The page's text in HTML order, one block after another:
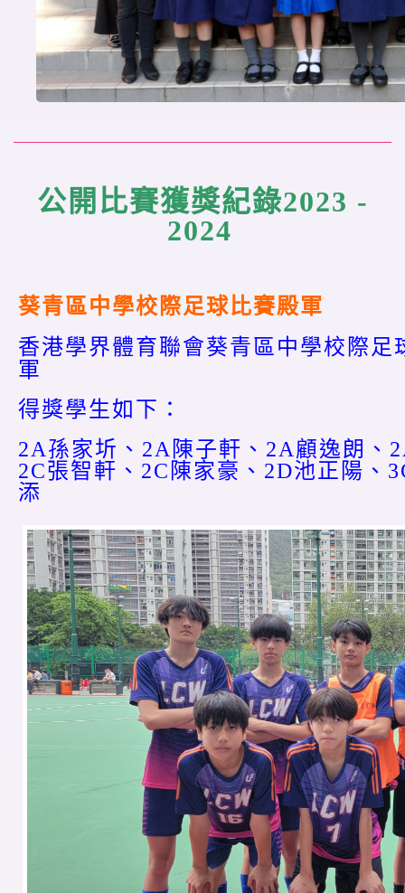
公開比賽獲獎紀錄2023 -
2024
葵青區中學校際足球比賽殿軍
香港學界體育聯會葵青區中學校際
軍
得獎學生如下：
2A孫家圻、2A陳子軒、2A顧逸朗、
2C張智軒、2C陳家豪、2D池正陽、
添